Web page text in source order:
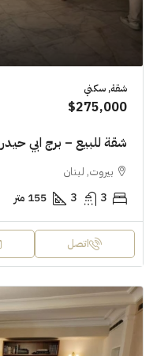
شقة, سكني
$275,000
شقة للبيع – برج ابي حيدر
بيروت, لبنان
3
3 155 متر
اتصل